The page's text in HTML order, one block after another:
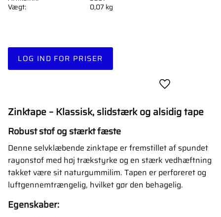
LOG IND FOR PRISER
Gem som
Vægt
0,07 kg
Zinktape – Klassisk, slidstærk og alsidig tape
Robust stof og stærkt fæste
Denne selvklæbende zinktape er fremstillet af spundet
rayonstof med høj trækstyrke og en stærk vedhæftning
takket være sit naturgummilim. Tapen er perforeret og
luftgennemtrængelig, hvilket gør den behagelig.
Egenskaber: